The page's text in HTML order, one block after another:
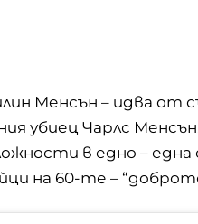
Менсън – идва от
убиец Чарлс Менсън
в едно –
на 60-те –